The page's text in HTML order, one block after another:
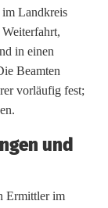
im Landkreis
in einen
Beamten
vorläufig fest;
und
Ermittler im